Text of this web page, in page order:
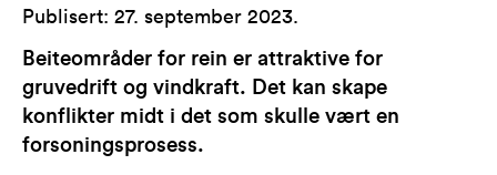
Publisert: 27. september 2023.
Beiteområder for rein er attraktive for
gruvedrift og vindkraft. Det kan skape
konflikter midt i det som skulle vært en
forsoningsprosess.